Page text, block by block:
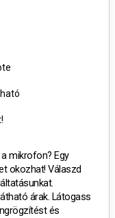
mikrofon? Egy
okozhat! Válaszd
árak. Látogass
és